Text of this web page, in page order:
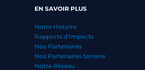
EN SAVOIR PLUS
Notre Histoire
Rapports d’Impacts
Nos Partenaires
Nos Partenaires terrains
Notre Réseau